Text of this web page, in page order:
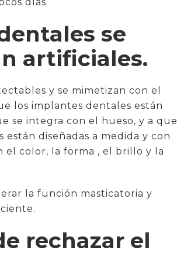
se
artificiales.
y se mimetizan con el
los implantes dentales están
se integra con el hueso, y a que
están diseñadas a medida y con
el color, la forma , el brillo y la
la función masticatoria y
rechazar el